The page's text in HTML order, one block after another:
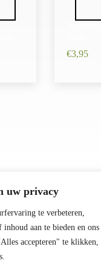
uw privacy
te verbeteren,
inhoud aan te bieden en ons
accepteren" te klikken,
€3,95
Categorieën
Haarbanden
Haarelastieken
Haarklemmen
Haarspelden
Hairtools